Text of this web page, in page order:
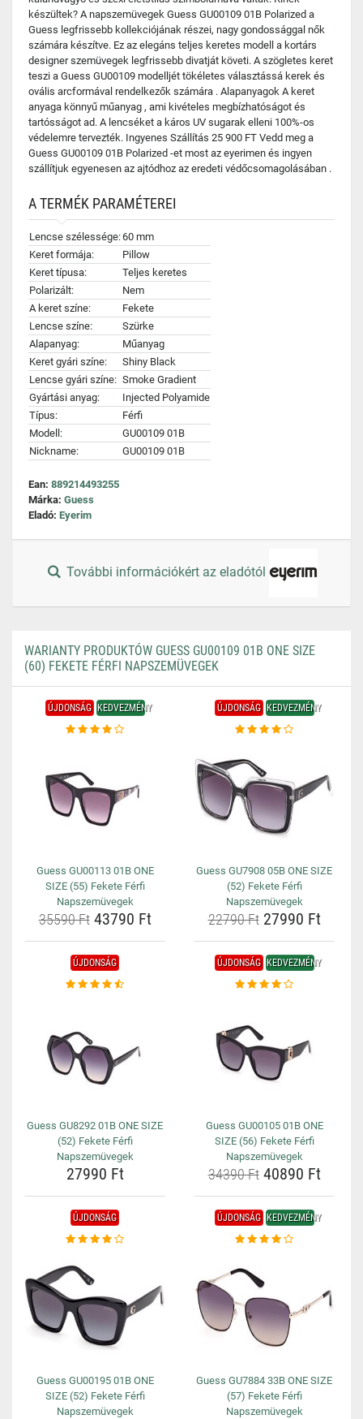
készültek? A napszemüvegek Guess GU00109 01B Polarized a
Guess legfrissebb kollekciójának részei, nagy gondossággal nők
számára készítve. Ez az elegáns teljes keretes modell a kortárs
designer szemüvegek legfrissebb divatját követi. A szögletes keret
teszi a Guess GU00109 modelljét tökéletes választássá kerek és
ovális arcformával rendelkezők számára . Alapanyagok A keret
anyaga könnyű műanyag , ami kivételes megbízhatóságot és
tartósságot ad. A lencséket a káros UV sugarak elleni 100%-os
védelemre tervezték. Ingyenes Szállítás 25 900 FT Vedd meg a
Guess GU00109 01B Polarized -et most az eyerimen és ingyen
szállítjuk egyenesen az ajtódhoz az eredeti védőcsomagolásában .
A TERMÉK PARAMÉTEREI
Lencse szélessége:60 mm
Keret formája:
Pillow
Keret típusa:
Teljes keretes
Polarizált:
Nem
A keret színe:
Fekete
Lencse színe:
Szürke
Alapanyag:
Műanyag
Keret gyári színe:
Shiny Black
Lencse gyári színe: Smoke Gradient
Gyártási anyag:
Injected Polyamide
Típus:
Férfi
Modell:
GU00109 01B
Nickname:
GU00109 01B
Ean: 889214493255
Márka: Guess
Eladó: Eyerim
További információkért az eladótól
WARIANTY PRODUKTÓW GUESS GU00109 01B ONE SIZE
(60) FEKETE FÉRFI NAPSZEMÜVEGEK
ÚJDONSÁG KEDVEZMÉNY
Guess GU00113 01B ONE
SIZE (55) Fekete Férfi
Napszemüvegek
35590 Ft43790 Ft
ÚJDONSÁG KEDVEZMÉNY
Guess GU7908 05B ONE SIZE
(52) Fekete Férfi
Napszemüvegek
22790 Ft27990 Ft
ÚJDONSÁG
Guess GU8292 01B ONE SIZE
(52) Fekete Férfi
Napszemüvegek
27990 Ft
ÚJDONSÁG KEDVEZMÉNY
Guess GU00105 01B ONE
SIZE (56) Fekete Férfi
Napszemüvegek
34390 Ft40890 Ft
ÚJDONSÁG
Guess GU00195 01B ONE
SIZE (52) Fekete Férfi
Napszemüvegek
ÚJDONSÁG KEDVEZMÉNY
Guess GU7884 33B ONE SIZE
(57) Fekete Férfi
Napszemüvegek